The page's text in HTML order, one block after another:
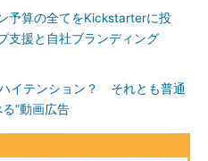
予算の全てをKickstarterに投
支援と自社ブランディング
イテンション？ それとも普通
”動画広告